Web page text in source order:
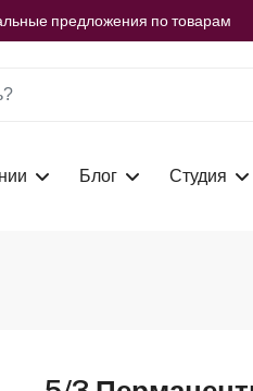
предложения по товарам
сейчас
Блог Студия